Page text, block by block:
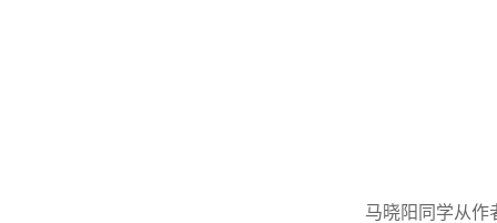
马晓阳同学从作